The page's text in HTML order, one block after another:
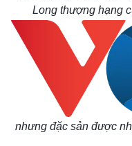
Long thượng hạng
nhưng đặc sản được